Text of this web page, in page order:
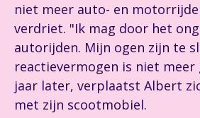
niet meer auto- en
verdriet. "Ik mag door het
autorijden. Mijn ogen zijn te
reactievermogen is niet meer
jaar later, verplaatst Albert
met zijn scootmobiel.